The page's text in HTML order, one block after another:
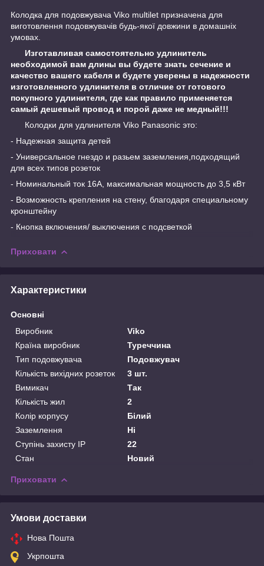
Колодка для подовжувача Viko multilet призначена для
виготовлення подовжувачів будь-якої довжини в домашніх
умовах.
Изготавливая самостоятельно удлинитель
необходимой вам длины вы будете знать сечение и
качество вашего кабеля и будете уверены в надежности
изготовленного удлинителя в отличие от готового
покупного удлинителя, где как правило применяется
самый дешевый провод и порой даже не медный!!!
Колодки для удлинителя Viko Panasonic это:
- Надежная защита детей
- Универсальное гнездо и разьем заземления,подходящий
для всех типов розеток
- Номинальный ток 16А, максимальная мощность до 3,5 кВт
- Возможность крепления на стену, благодаря специальному
кронштейну
- Кнопка включения/ выключения с подсветкой
Приховати
Характеристики
Основні
Виробник
Viko
Країна виробник
Туреччина
Тип подовжувача
Подовжувач
Кількість вихідних розеток
3 шт.
Вимикач
Так
Кількість жил
2
Колір корпусу
Білий
Заземлення
Ні
Ступінь захисту IP
22
Стан
Новий
Приховати
Умови доставки
Нова Пошта
Укрпошта